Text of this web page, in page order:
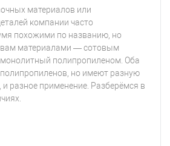
материалов или
компании часто
похожими по названию, но
материалами — сотовым
полипропиленом. Оба
полипропиленов, но имеют разную
и разное применение. Разберёмся в